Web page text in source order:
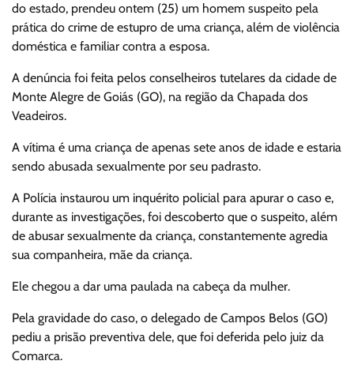
do estado, prendeu ontem (25) um homem suspeito pela
prática do crime de estupro de uma criança, além de violência
doméstica e familiar contra a esposa.
A denúncia foi feita pelos conselheiros tutelares da cidade de
Monte Alegre de Goiás (GO), na região da Chapada dos
Veadeiros.
A vítima é uma criança de apenas sete anos de idade e estaria
sendo abusada sexualmente por seu padrasto.
A Polícia instaurou um inquérito policial para apurar o caso e,
durante as investigações, foi descoberto que o suspeito, além
de abusar sexualmente da criança, constantemente agredia
sua companheira, mãe da criança.
Ele chegou a dar uma paulada na cabeça da mulher.
Pela gravidade do caso, o delegado de Campos Belos (GO)
pediu a prisão preventiva dele, que foi deferida pelo juiz da
Comarca.